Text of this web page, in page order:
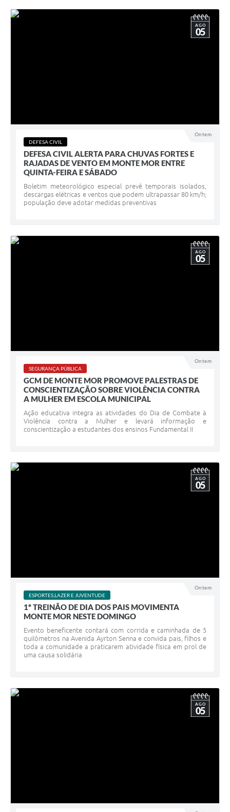
Ontem
AGO
05
DEFESA CIVIL
DEFESA CIVIL ALERTA PARA CHUVAS FORTES E
RAJADAS DE VENTO EM MONTE MOR ENTRE
QUINTA-FEIRA E SÁBADO
Boletim meteorológico especial prevê temporais isolados,
descargas elétricas e ventos que podem ultrapassar 80 km/h;
população deve adotar medidas preventivas
Ontem
AGO
05
SEGURANÇA PÚBLICA
GCM DE MONTE MOR PROMOVE PALESTRAS DE
CONSCIENTIZAÇÃO SOBRE VIOLÊNCIA CONTRA
A MULHER EM ESCOLA MUNICIPAL
Ação educativa integra as atividades do Dia de Combate à
Violência contra a Mulher e levará informação e
conscientização a estudantes dos ensinos Fundamental II
Ontem
AGO
05
ESPORTES,LAZER E JUVENTUDE
1º TREINÃO DE DIA DOS PAIS MOVIMENTA
MONTE MOR NESTE DOMINGO
Evento beneficente contará com corrida e caminhada de 5
quilômetros na Avenida Ayrton Senna e convida pais, filhos e
toda a comunidade a praticarem atividade física em prol de
uma causa solidária
AGO
05